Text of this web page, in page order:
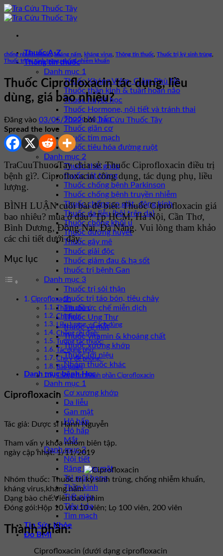
Bỏ
qua
dung
Thuốc A-Z
Thông tin thuốc
Danh mục 1
Thuốc Kháng Viêm, Giảm Phù Nề
Thuốc thần kinh & tuần hoàn não
Thuốc huyết học
Thuốc Hormone, nội tiết và tránh thai
Thuốc hô hấp
Thuốc giãn cơ
Thuốc tim mạch
Thuốc tiêu hóa đường ruột
Danh mục 2
Thuốc thải ghép
thuốc sát trùng
Thuốc chống bệnh Parkinson
Thuốc chống bệnh truyền nhiễm
Thuốc chống co giật, động kinh
Thuốc da liễu (bôi trên da)
Thuốc chống khối u
Thuốc đường huyết
Thuốc gây mê
Thuốc giải độc
Thuốc giảm đau & hạ sốt
thuốc trị bệnh Gan
Danh mục 3
Thuốc trị sỏi thận
thuốc trị táo bón, tiêu chảy
Thuốc ức chế miễn dịch
Thuốc Ung Thư
thuốc về mắt
Thuốc vitamin & khoáng chất
Thuốc xương khớp
Thuốc lợi niệu
Nhóm thuốc khác
Danh mục bệnh Học
Danh mục 1
Cơ xương khớp
Da liễu
Gan mật
Hô hấp
Hô hấp
Mắt
Danh mục 2
Nội tiết
Răng hàm mặt
Tai mũi họng
Thần kinh
Tiết niệu
Tiêu hóa
Tim mạch
Tin Sức Khỏe
Đo BMI
chống nhiễm khuẩn,kháng nấm kháng virus Thông tin thuốc Thuốc trị ký sinh trùng
Thuốc trị ký sinh trùng, chống nhiễm khuẩn
Thuốc Ciprofloxacin tác dụng, liều
dùng, giá bao nhiêu?
Đăng vào 03/05/2022 bởiTra Cứu Thuốc Tây
Spread the love
TraCuuThuocTay chia sẻ: Thuốc Ciprofloxacin điều trị
bệnh gì?. Ciprofloxacin công dụng, tác dụng phụ, liều
lượng.
BÌNH LUẬN cuối bài để biết: Thuốc Ciprofloxacin giá
bao nhiêu? mua ở đâu? Tp HCM, Hà Nội, Cần Thơ,
Bình Dương, Đồng Nai, Đà Nẵng. Vui lòng tham khảo
các chi tiết dưới đây.
Mục lục
Ciprofloxacin
Thành phần:
Chỉ định:
Liều lượng – Cách dùng
Chống chỉ định:
Tương tác thuốc:
Tác dụng phụ:
Chú ý đề phòng:
Bảo quản:
Thông tin thành phần Ciprofloxacin
Ciprofloxacin
Tác giả: Dược sĩ Hạnh Nguyễn
Tham vấn y khoa nhóm biên tập.
ngày cập nhật: 1/11/2019
Nhóm thuốc: Thuốc trị ký sinh trùng, chống nhiễm khuẩn,
kháng virus,kháng nấm
Dạng bào chế:Viên bao phim
Đóng gói: Hộp 10 vỉ x 10 viên; Lọ 100 viên, 200 viên
Thành phần:
Ciprofloxacin (dưới dạng ciprofloxacin